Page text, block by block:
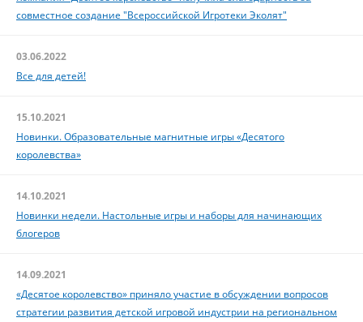
совместное создание "Всероссийской Игротеки Эколят"
03.06.2022
Все для детей!
15.10.2021
Новинки. Образовательные магнитные игры «Десятого
королевства»
14.10.2021
Новинки недели. Настольные игры и наборы для начинающих
блогеров
14.09.2021
«Десятое королевство» приняло участие в обсуждении вопросов
стратегии развития детской игровой индустрии на региональном